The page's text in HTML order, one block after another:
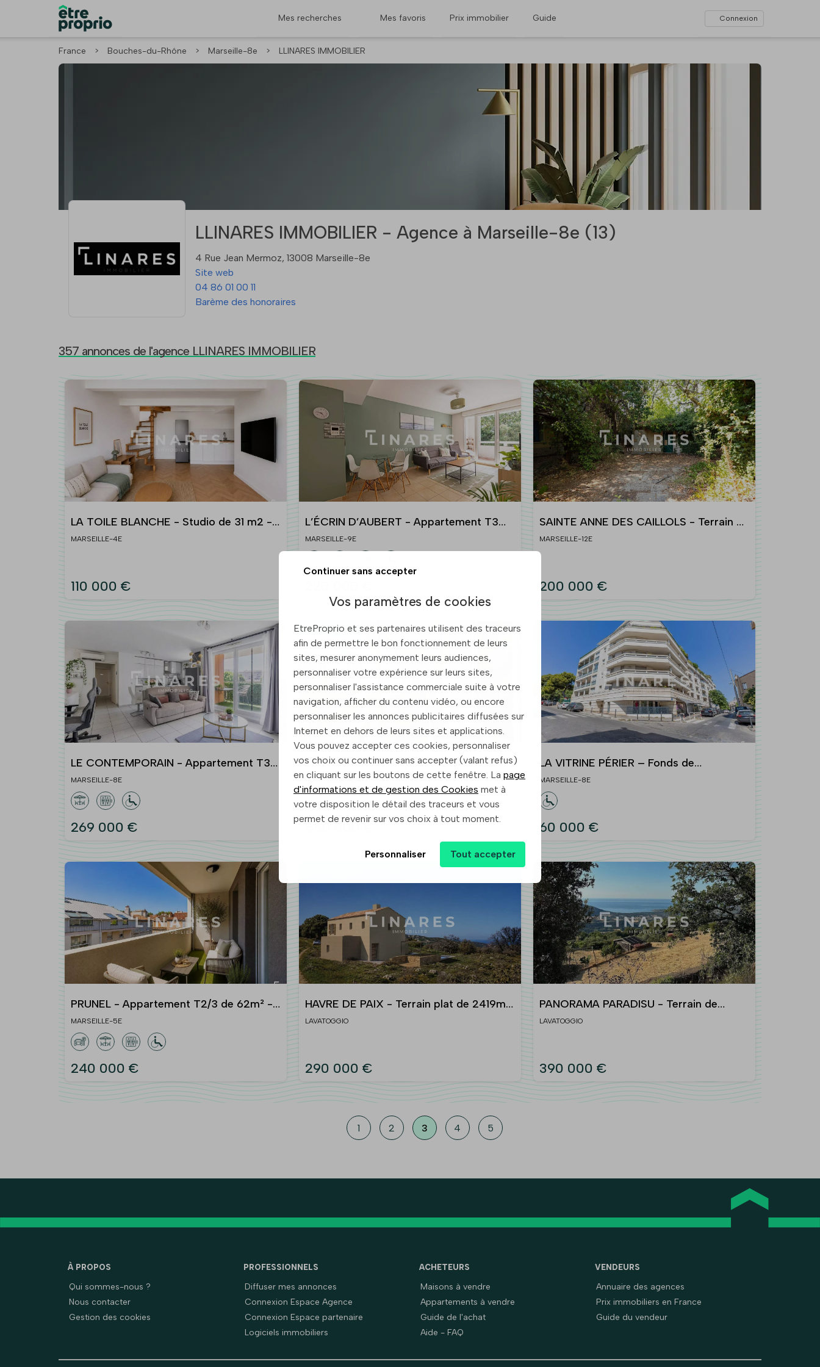
Mes recherches Mes favoris Prix immobilier Guide Connexion
France > Bouches-du-Rhône > Marseille-8e > LLINARES IMMOBILIER
LLINARES IMMOBILIER - Agence à Marseille-8e (13)
4 Rue Jean Mermoz, 13008 Marseille-8e
Site web
04 86 01 00 11
Barème des honoraires
357 annonces de l'agence LLINARES IMMOBILIER
LA TOILE BLANCHE - Studio de 31 m2 -
13004
MARSEILLE-4E
110 000 €
L’ÉCRIN D’AUBERT - Appartement T3
53m² - Terrasse 16m² - 13009 SAINTE-
MARGUERITE
MARSEILLE-9E
SAINTE ANNE DES CAILLOLS - Terrain à
bâtir de 279m2 - 13012 Les Caillols
MARSEILLE-12E
200 000 €
LE CONTEMPORAIN - Appartement T3
de 60m² - Balcon - 13008
MARSEILLE-8E
269 000 €
LE TRIVERSANT - Appartement T5 de
163m2 + 2 extérieurs + 3 expos - cave -
13008 Perier
MARSEILLE-8E
550 000 €
LA VITRINE PÉRIER – Fonds de
commerce de 66 m² – 13008
MARSEILLE-8E
60 000 €
PRUNEL - Appartement T2/3 de 62m² -
Terrasse - 13005 BAILLE
MARSEILLE-5E
240 000 €
HAVRE DE PAIX - Terrain plat de 2419m2
- Vue panoramique - 20260
LAVATOGGIO
290 000 €
PANORAMA PARADISU - Terrain de
2247m2 plat - Vue panoramique, mer -
LAVATOGGIO
390 000 €
1 2 3 4 5
À PROPOS
Qui sommes-nous ?
Nous contacter
Gestion des cookies
PROFESSIONNELS
Diffuser mes annonces
Connexion Espace Agence
Connexion Espace partenaire
Logiciels immobiliers
ACHETEURS
Maisons à vendre
Appartements à vendre
Guide de l'achat
Aide - FAQ
VENDEURS
Annuaire des agences
Prix immobiliers en France
Guide du vendeur
Continuer sans accepter
Vos paramètres de cookies
EtreProprio et ses partenaires utilisent des traceurs
afin de permettre le bon fonctionnement de leurs
sites, mesurer anonymement leurs audiences,
personnaliser votre expérience sur leurs sites,
personnaliser l'assistance commerciale suite à votre
navigation, afficher du contenu vidéo, ou encore
personnaliser les annonces publicitaires diffusées sur
Internet en dehors de leurs sites et applications.
Vous pouvez accepter ces cookies, personnaliser
vos choix ou continuer sans accepter (valant refus)
en cliquant sur les boutons de cette fenêtre. La page
d'informations et de gestion des Cookies met à
votre disposition le détail des traceurs et vous
permet de revenir sur vos choix à tout moment.
Personnaliser Tout accepter